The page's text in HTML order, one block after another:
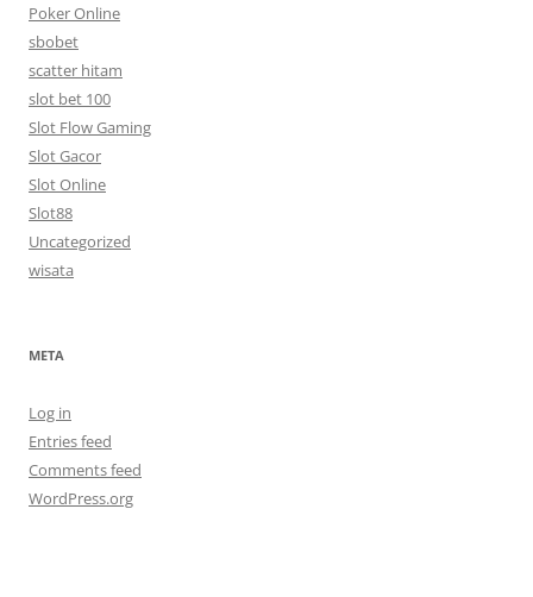
Poker Online
sbobet
scatter hitam
slot bet 100
Slot Flow Gaming
Slot Gacor
Slot Online
Slot88
Uncategorized
wisata
META
Log in
Entries feed
Comments feed
WordPress.org